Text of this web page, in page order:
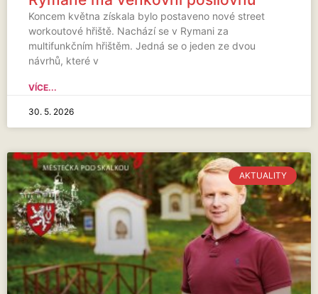
Koncem května získala bylo postaveno nové street
workoutové hřiště. Nachází se v Rymani za
multifunkčním hřištěm. Jedná se o jeden ze dvou
návrhů, které v
VÍCE...
30. 5. 2026
AKTUALITY